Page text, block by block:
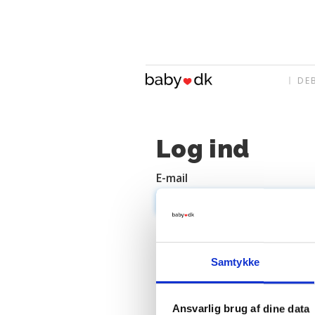
Samtykke
Ansvarlig brug af dine data
Log ind
E-mail